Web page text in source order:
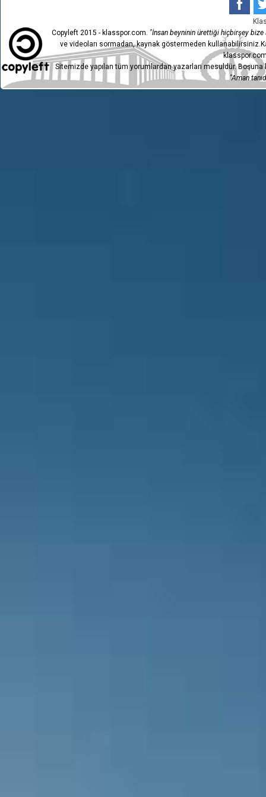
Copyleft 2015 - klasspor.com. "İnsan beyninin ürettiği hiçbirşey bize
ve videoları sormadan, kaynak göstermeden
Sitemizde yapılan tüm yorumlardan yazarları mesuldür.
"Aman